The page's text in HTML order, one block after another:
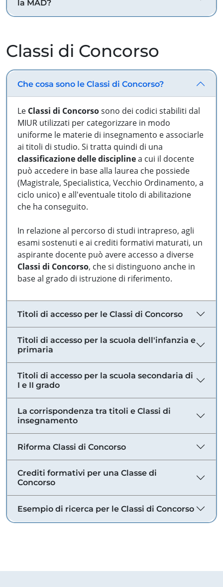
la MAD?
Classi di Concorso
Che cosa sono le Classi di Concorso?
Le Classi di Concorsosono dei codici stabiliti dal
MIUR utilizzati per categorizzare in modo
uniforme le materie di insegnamento e associarle
ai titoli di studio. Si tratta quindi di una
classificazione delle disciplinea cui il docente
può accedere in base alla laurea che possiede
(Magistrale, Specialistica, Vecchio Ordinamento, a
ciclo unico) e all'eventuale titolo di abilitazione
che ha conseguito.
In relazione al percorso di studi intrapreso, agli
esami sostenuti e ai crediti formativi maturati, un
aspirante docente può avere accesso a diverse
Classi di Concorso, che si distinguono anche in
base al grado di istruzione di riferimento.
Titoli di accesso per le Classi di Concorso
Titoli di accesso per la scuola dell'infanzia e
primaria
Titoli di accesso per la scuola secondaria di
I e II grado
La corrispondenza tra titoli e Classi di
insegnamento
Riforma Classi di Concorso
Crediti formativi per una Classe di
Concorso
Esempio di ricerca per le Classi di Concorso